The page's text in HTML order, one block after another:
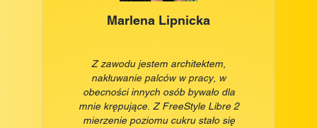
Marlena Lipnicka
Z zawodu jestem architektem,
nakłuwanie palców w pracy, w
obecności innych osób bywało dla
mnie krępujące. Z FreeStyle Libre 2
mierzenie poziomu cukru stało się